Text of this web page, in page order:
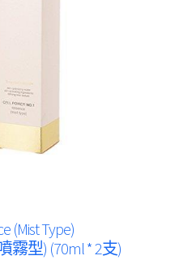
(Mist Type)
霧型) (70ml * 2支)